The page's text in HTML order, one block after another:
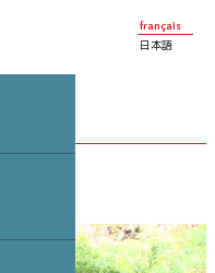
français
日本語